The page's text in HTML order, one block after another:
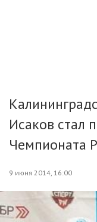
Исаков стал
Чемпионата
9 июня 2014, 16:00